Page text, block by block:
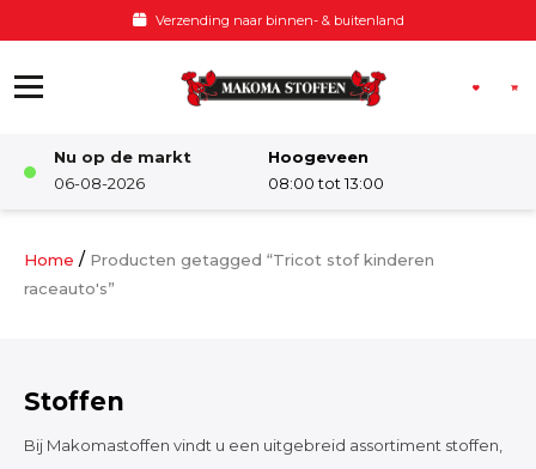
Verzending naar binnen- & buitenland
Nu op de markt
06-08-2026
Hoogeveen
08:00 tot 13:00
Damesstoffen
Home / Producten getagged “Tricot stof kinderen
raceauto's”
Stoffen
Bij Makomastoffen vindt u een uitgebreid assortiment stoffen,